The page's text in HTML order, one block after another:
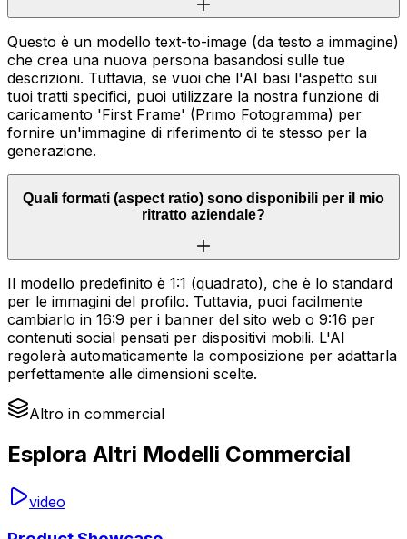
Questo è un modello text-to-image (da testo a immagine)
che crea una nuova persona basandosi sulle tue
descrizioni. Tuttavia, se vuoi che l'AI basi l'aspetto sui
tuoi tratti specifici, puoi utilizzare la nostra funzione di
caricamento 'First Frame' (Primo Fotogramma) per
fornire un'immagine di riferimento di te stesso per la
generazione.
Quali formati (aspect ratio) sono disponibili per il mio
ritratto aziendale?
Il modello predefinito è 1:1 (quadrato), che è lo standard
per le immagini del profilo. Tuttavia, puoi facilmente
cambiarlo in 16:9 per i banner del sito web o 9:16 per
contenuti social pensati per dispositivi mobili. L'AI
regolerà automaticamente la composizione per adattarla
perfettamente alle dimensioni scelte.
Altro in commercial
Esplora Altri Modelli Commercial
video